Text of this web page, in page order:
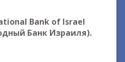
Bank of Israel
Банк Израиля).